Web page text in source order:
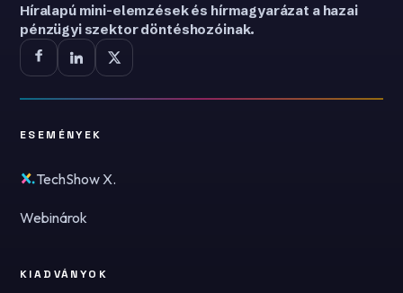
Híralapú mini-elemzések és hírmagyarázat a hazai
pénzügyi szektor döntéshozóinak.
ESEMÉNYEK
TechShow X.
Webinárok
KIADVÁNYOK